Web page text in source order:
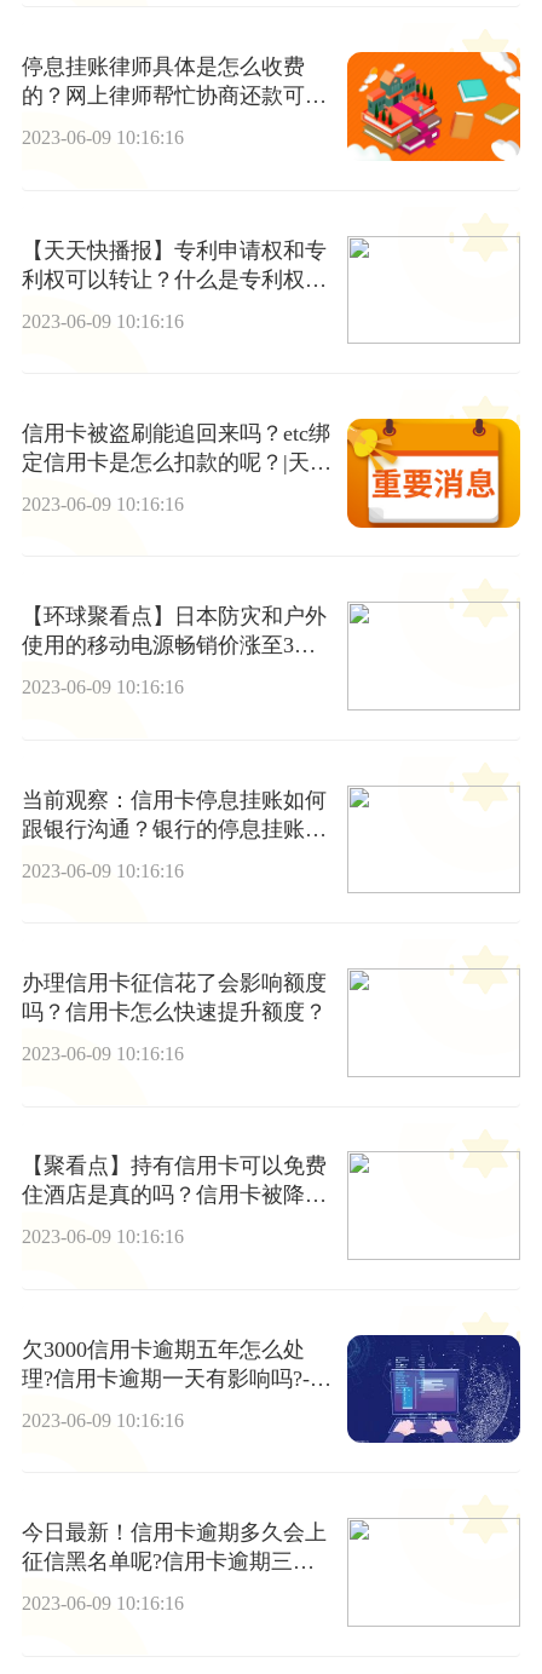
停息挂账律师具体是怎么收费
的？网上律师帮忙协商还款可靠
吗？ 天天热门
2023-06-09 10:16:16
【天天快播报】专利申请权和专
利权可以转让？什么是专利权的
2023-06-09 10:16:16
信用卡被盗刷能追回来吗？etc绑
定信用卡是怎么扣款的呢？|天天
2023-06-09 10:16:16
【环球聚看点】日本防灾和户外
使用的移动电源畅销价涨至3倍
中国产品受欢迎
2023-06-09 10:16:16
当前观察：信用卡停息挂账如何
跟银行沟通？银行的停息挂账怎
2023-06-09 10:16:16
办理信用卡征信花了会影响额度
吗？信用卡怎么快速提升额度？
2023-06-09 10:16:16
【聚看点】持有信用卡可以免费
住酒店是真的吗？信用卡被降额
度了怎么办？
2023-06-09 10:16:16
欠3000信用卡逾期五年怎么处
理?信用卡逾期一天有影响吗?-世
2023-06-09 10:16:16
今日最新！信用卡逾期多久会上
征信黑名单呢?信用卡逾期三个
月会有什么后果?
2023-06-09 10:16:16